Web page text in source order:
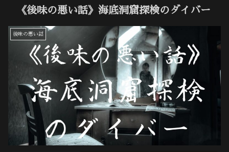
《後味の悪い話》海底洞窟探検のダイバー
後味の悪い話